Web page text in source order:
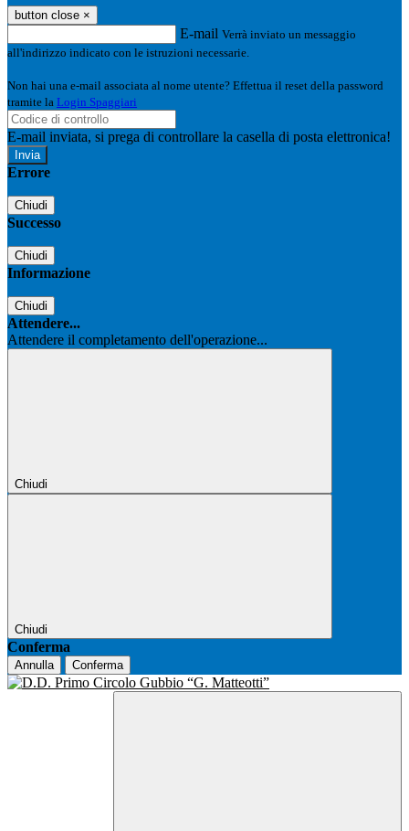
button close ×
E-mail Verrà inviato un messaggio
all'indirizzo indicato con le istruzioni necessarie.
Non hai una e-mail associata al nome utente? Effettua il reset della password
tramite la Login Spaggiari
E-mail inviata, si prega di controllare la casella di posta elettronica!
Errore
Chiudi
Successo
Chiudi
Informazione
Chiudi
Attendere...
Attendere il completamento dell'operazione...
Chiudi
Chiudi
Conferma
Annulla Conferma